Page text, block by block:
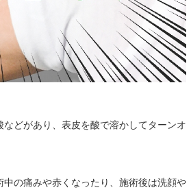
どがあり、表皮を酸で溶かしてターンオ
の痛みや赤くなったり、施術後は洗顔や